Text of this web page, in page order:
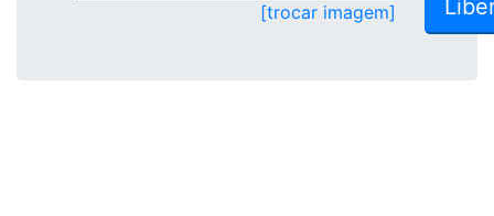
[trocar imagem]